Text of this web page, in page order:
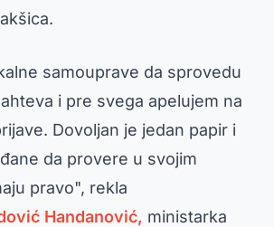
samouprave da sprovedu
i pre svega apelujem na
Dovoljan je jedan papir i
da provere u svojim
pravo", rekla
Handanović, ministarka